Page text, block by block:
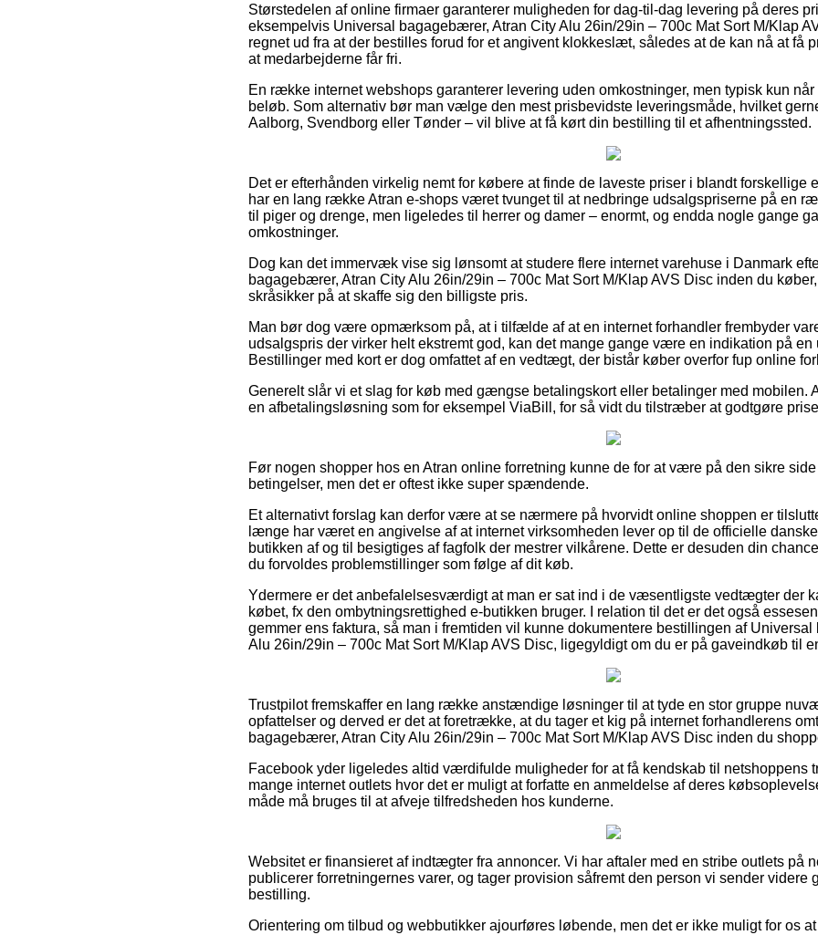
Størstedelen af online firmaer garanterer muligheden for dag-til-dag levering på deres
eksempelvis Universal bagagebærer, Atran City Alu 26in/29in – 700c Mat Sort M/Klap
regnet ud fra at der bestilles forud for et angivent klokkeslæt, således at de kan nå at få
at medarbejderne får fri.
En række internet webshops garanterer levering uden omkostninger, men typisk kun
beløb. Som alternativ bør man vælge den mest prisbevidste leveringsmåde, hvilket
Aalborg, Svendborg eller Tønder – vil blive at få kørt din bestilling til et afhentningssted.
Det er efterhånden virkelig nemt for købere at finde de laveste priser i blandt forskellige
har en lang række Atran e-shops været tvunget til at nedbringe udsalgspriserne på en
til piger og drenge, men ligeledes til herrer og damer – enormt, og endda nogle gange
omkostninger.
Dog kan det immervæk vise sig lønsomt at studere flere internet varehuse i Danmark
bagagebærer, Atran City Alu 26in/29in – 700c Mat Sort M/Klap AVS Disc inden du
skråsikker på at skaffe sig den billigste pris.
Man bør dog være opmærksom på, at i tilfælde af at en internet forhandler frembyder
udsalgspris der virker helt ekstremt god, kan det mange gange være en indikation på
Bestillinger med kort er dog omfattet af en vedtægt, der bistår køber overfor fup online
Generelt slår vi et slag for køb med gængse betalingskort eller betalinger med mobilen.
en afbetalingsløsning som for eksempel ViaBill, for så vidt du tilstræber at godtgøre
Før nogen shopper hos en Atran online forretning kunne de for at være på den sikre
betingelser, men det er oftest ikke super spændende.
Et alternativt forslag kan derfor være at se nærmere på hvorvidt online shoppen er
længe har været en angivelse af at internet virksomheden lever op til de officielle
butikken af og til besigtiges af fagfolk der mestrer vilkårene. Dette er desuden din
du forvoldes problemstillinger som følge af dit køb.
Ydermere er det anbefalelsesværdigt at man er sat ind i de væsentligste vedtægter der
købet, fx den ombytningsrettighed e-butikken bruger. I relation til det er det også
gemmer ens faktura, så man i fremtiden vil kunne dokumentere bestillingen af
Alu 26in/29in – 700c Mat Sort M/Klap AVS Disc, ligegyldigt om du er på gaveindkøb til
Trustpilot fremskaffer en lang række anstændige løsninger til at tyde en stor gruppe
opfattelser og derved er det at foretrække, at du tager et kig på internet forhandlerens
bagagebærer, Atran City Alu 26in/29in – 700c Mat Sort M/Klap AVS Disc inden du
Facebook yder ligeledes altid værdifulde muligheder for at få kendskab til netshoppens
mange internet outlets hvor det er muligt at forfatte en anmeldelse af deres
måde må bruges til at afveje tilfredsheden hos kunderne.
Websitet er finansieret af indtægter fra annoncer. Vi har aftaler med en stribe outlets på
publicerer forretningernes varer, og tager provision såfremt den person vi sender videre
bestilling.
Orientering om tilbud og webbutikker ajourføres løbende, men det er ikke muligt for os